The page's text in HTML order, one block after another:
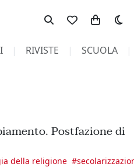
RIVISTE SCUOLA
Postfazione di
della religione #